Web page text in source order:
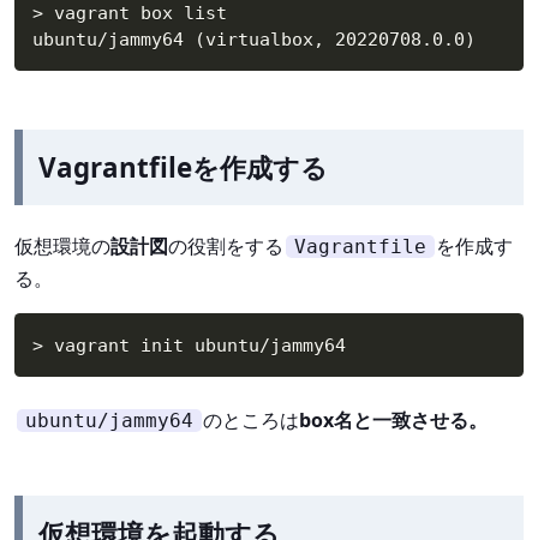
> vagrant box list
ubuntu/jammy64 (virtualbox, 20220708.0.0)
Vagrantfileを作成する
仮想環境の設計図の役割をする Vagrantfile を作成す
る。
> vagrant init ubuntu/jammy64
ubuntu/jammy64 のところはbox名と一致させる。